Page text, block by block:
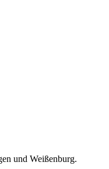
und Weißenburg.